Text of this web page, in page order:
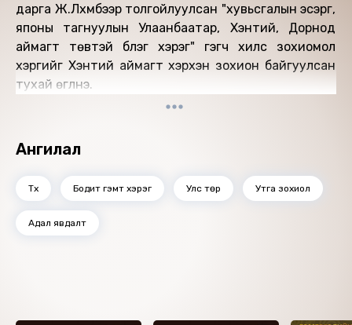
дарга Ж.Лхүмбээр толгойлуулсан "хувьсгалын эсэргүү,
японы тагнуулын Улаанбаатар, Хэнтий, Дорнод
аймагт төвтэй бүлэг хэрэг" гэгч хилс зохиомол
хэргийг Хэнтий аймагт хэрхэн зохион байгуулсан
тухай өгүүлнэ.
Ангилал
Түүх Бодит гэмт хэрэг Улс төр Утга зохиол
Адал явдалт